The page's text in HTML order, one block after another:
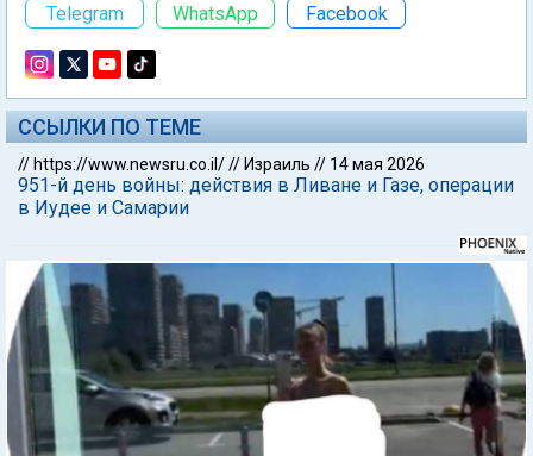
Telegram
WhatsApp Facebook
ССЫЛКИ ПО ТЕМЕ
// https://www.newsru.co.il/// Израиль // 14 мая 2026
951-й день войны: действия в Ливане и Газе, операции
в Иудее и Самарии